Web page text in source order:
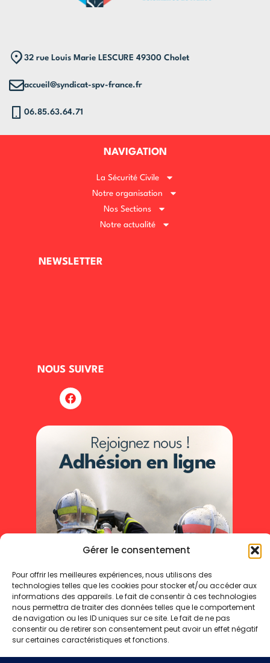
Gérer le consentement
Pour offrir les meilleures expériences, nous utilisons des
technologies telles que les cookies pour stocker et/ou accéder aux
informations des appareils. Le fait de consentir à ces technologies
nous permettra de traiter des données telles que le comportement
de navigation ou les ID uniques sur ce site. Le fait de ne pas
consentir ou de retirer son consentement peut avoir un effet négatif
sur certaines caractéristiques et fonctions.
32 rue Louis Marie LESCURE 49300 Cholet
accueil@syndicat-spv-france.fr
06.85.63.64.71
NAVIGATION
La Sécurité Civile
Notre organisation
Nos Sections
Notre actualité
NEWSLETTER
NOUS SUIVRE
Mentions légales Politique de cookies